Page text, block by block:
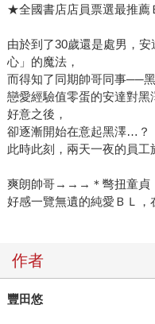
★全國書店店員票選最推薦
由於到了30歲還是處男，
心」的魔法，
而得知了同期帥哥同事──黑
戀愛經驗值零蛋的安達對
好意之後，
卻逐漸開始在意起黑澤…？
此時此刻，兩天一夜的員工
爽朗帥哥→→→＊彆扭童貞
好感一覽無遺的純愛ＢＬ，
作者
豐田悠